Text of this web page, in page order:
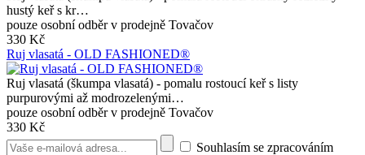
hustý keř s kr…
pouze osobní odběr v prodejně Tovačov
330 Kč
Ruj vlasatá - OLD FASHIONED®
Ruj vlasatá (škumpa vlasatá) - pomalu rostoucí keř s listy
purpurovými až modrozelenými…
pouze osobní odběr v prodejně Tovačov
330 Kč
Souhlasím se zpracováním